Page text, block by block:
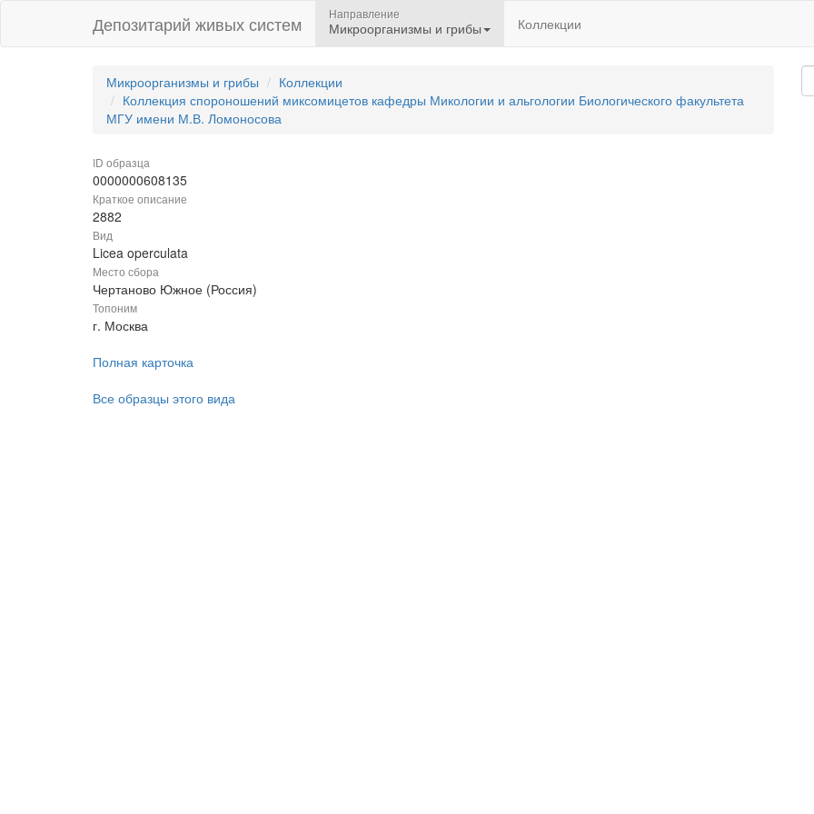
Депозитарий живых систем Направление
Микроорганизмы и грибы Коллекции
Микроорганизмы и грибы
Коллекции
Коллекция спороношений миксомицетов кафедры Микологии и альгологии Биологического факультета
МГУ имени М.В. Ломоносова
ID образца
0000000608135
Краткое описание
2882
Вид
Licea operculata
Место сбора
Чертаново Южное (Россия)
Топоним
г. Москва
Полная карточка
Все образцы этого вида